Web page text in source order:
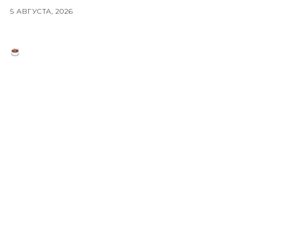
5 АВГУСТА, 2026